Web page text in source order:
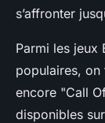
s’affronter
Parmi les jeux
populaires,
encore "Call
disponibles